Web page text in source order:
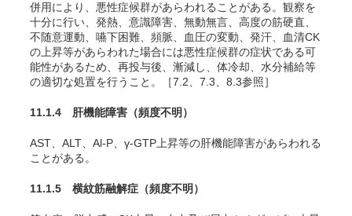
併用により、悪性症候群があらわれることがある。観察を
十分に行い、発熱、意識障害、無動無言、高度の筋硬直、
不随意運動、嚥下困難、頻脈、血圧の変動、発汗、血清CK
の上昇等があらわれた場合には悪性症候群の症状である可
能性があるため、再投与後、漸減し、体冷却、水分補給等
の適切な処置を行うこと。［7.2、7.3、8.3参照］
11.1.4 肝機能障害 （頻度不明）
AST、ALT、Al-P、γ-GTP上昇等の肝機能障害があらわれる
ことがある。
11.1.5 横紋筋融解症 （頻度不明）